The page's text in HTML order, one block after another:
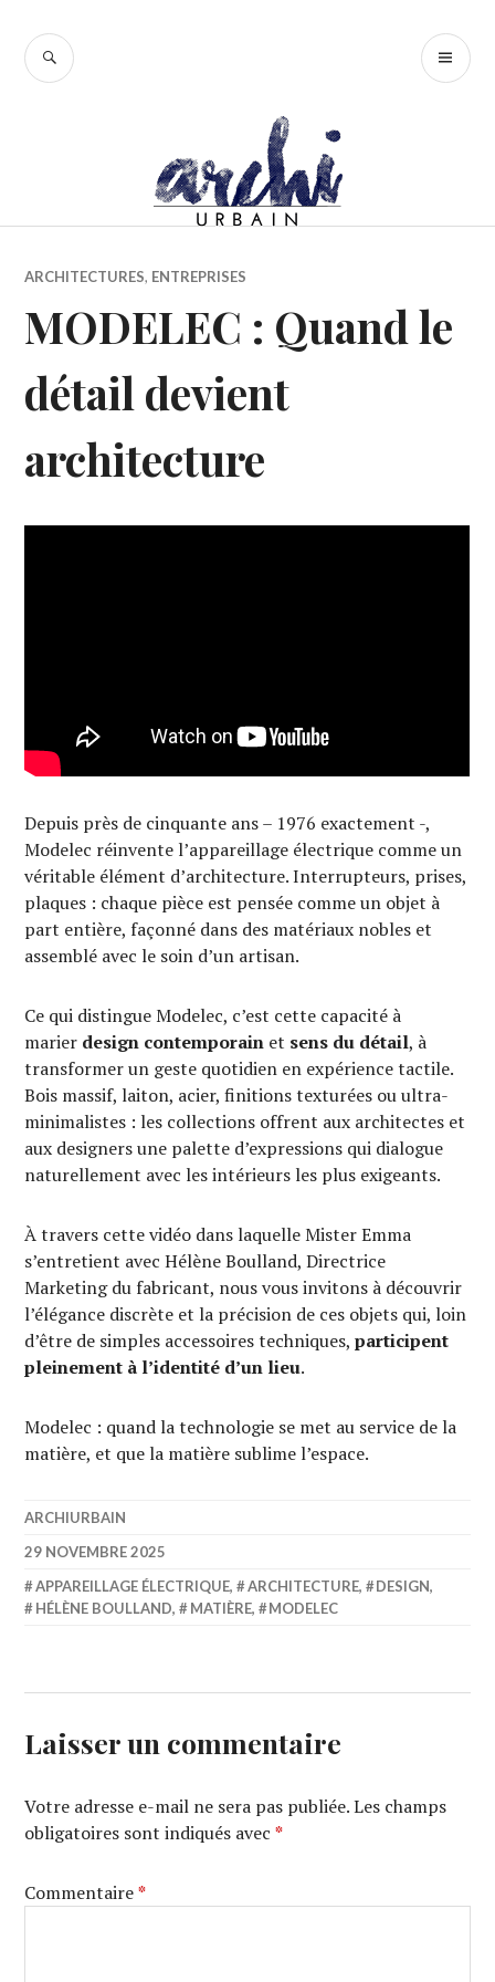
contenu
RECHERCHE
ARCHITECTURES, ENTREPRISES
MODELEC : Quand le
détail devient
architecture
Depuis près de cinquante ans – 1976 exactement -,
Modelec réinvente l’appareillage électrique comme un
véritable élément d’architecture. Interrupteurs, prises,
plaques : chaque pièce est pensée comme un objet à
part entière, façonné dans des matériaux nobles et
assemblé avec le soin d’un artisan.
Ce qui distingue Modelec, c’est cette capacité à
marier design contemporain et sens du détail, à
transformer un geste quotidien en expérience tactile.
Bois massif, laiton, acier, finitions texturées ou ultra-
minimalistes : les collections offrent aux architectes et
aux designers une palette d’expressions qui dialogue
naturellement avec les intérieurs les plus exigeants.
À travers cette vidéo dans laquelle Mister Emma
s’entretient avec Hélène Boulland, Directrice
Marketing du fabricant, nous vous invitons à découvrir
l’élégance discrète et la précision de ces objets qui, loin
d’être de simples accessoires techniques,participent
pleinement à l’identité d’un lieu.
Modelec : quand la technologie se met au service de la
matière, et que la matière sublime l’espace.
ARCHIURBAIN
29 NOVEMBRE 2025
APPAREILLAGE ÉLECTRIQUE, ARCHITECTURE, DESIGN,
HÉLÈNE BOULLAND, MATIÈRE, MODELEC
Laisser un commentaire
Votre adresse e-mail ne sera pas publiée. Les champs
obligatoires sont indiqués avec*
Commentaire*